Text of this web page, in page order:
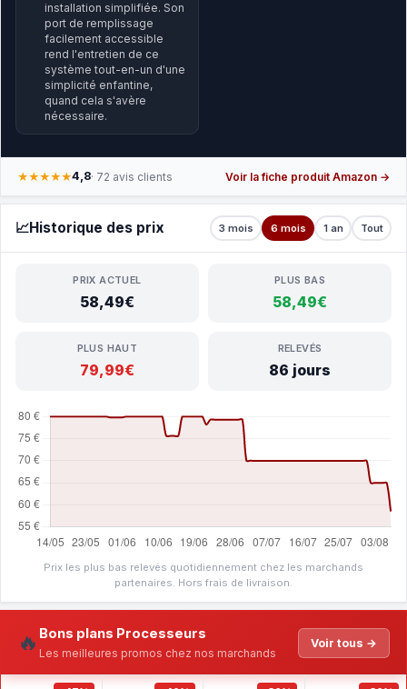
installation simplifiée. Son
port de remplissage
facilement accessible
rend l'entretien de ce
système tout-en-un d'une
simplicité enfantine,
quand cela s'avère
nécessaire.
★★★★★4,8· 72 avis clients Voir la fiche produit Amazon →
📈Historique des prix 3 mois 6 mois 1 an Tout
PRIX ACTUEL
58,49€
PLUS BAS
58,49€
PLUS HAUT
79,99€
RELEVÉS
86 jours
Prix les plus bas relevés quotidiennement chez les marchands
partenaires. Hors frais de livraison.
🔥 Bons plans Processeurs
Les meilleures promos chez nos marchands
Voir tous →